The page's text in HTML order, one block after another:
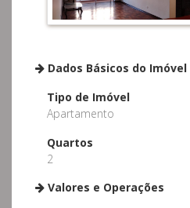
Dados Básicos do Imóvel
Tipo de Imóvel
Apartamento
Quartos
2
Valores e Operações